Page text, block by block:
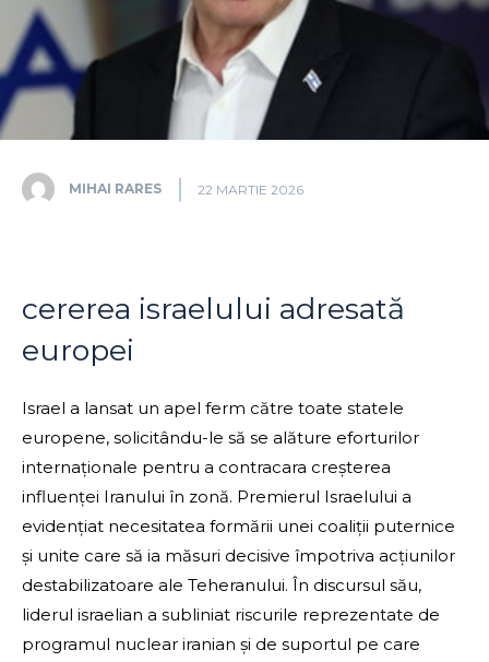
MIHAI RARES 22 MARTIE 2026
cererea israelului adresată
europei
Israel a lansat un apel ferm către toate statele
europene, solicitându-le să se alăture eforturilor
internaționale pentru a contracara creșterea
influenței Iranului în zonă. Premierul Israelului a
evidențiat necesitatea formării unei coaliții puternice
și unite care să ia măsuri decisive împotriva acțiunilor
destabilizatoare ale Teheranului. În discursul său,
liderul israelian a subliniat riscurile reprezentate de
programul nuclear iranian și de suportul pe care